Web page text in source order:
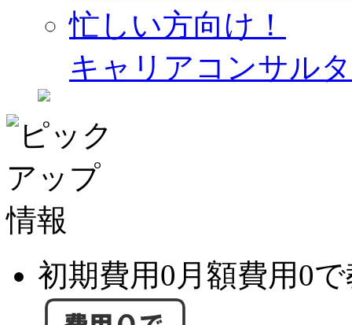
忙しい方向け！
キャリアコンサル
初期費用0月額費用0